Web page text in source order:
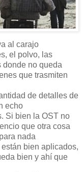
al carajo
el polvo, las
donde no queda
que trasmiten
de detalles de
echo
Si bien la OST no
que otra cosa
nada
bien aplicados,
bien y ahí que